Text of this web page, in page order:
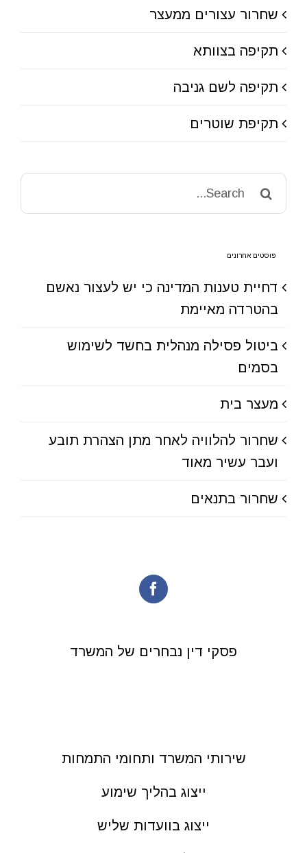
שחרור עצורים ממעצר
תקיפה בצוותא
תקיפה לשם גניבה
תקיפת שוטרים
for:
פוסטים אחרונים
דחיית טענות המדינה כי יש לעצור נאשם
בהטרדה מאיימת
ביטול פסילה מנהלית בחשד לשימוש
בסמים
מעצר בית
שחרור להלוויה לאחר מתן הצהרת תובע
ועבר עשיר מאוד
שחרור בתנאים
פסקי דין נבחרים של המשרד
שירותי המשרד ותחומי התמחות
ייצוג בהליך שימוע
ייצוג בוועדות שליש